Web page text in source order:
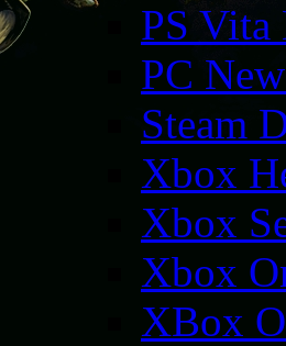
PS Vita
PC
Steam
Xbox
Xbox
Xbox
XBox